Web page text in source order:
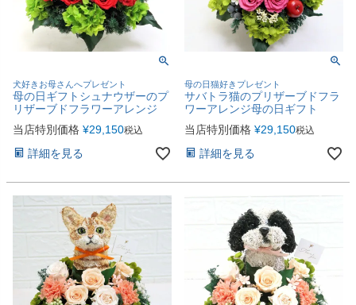
犬好きお母さんへプレゼント
母の日ギフトシュナウザーのプ
リザーブドフラワーアレンジ
当店特別価格 ¥29,150税込
詳細を見る
母の日猫好きプレゼント
サバトラ猫のプリザーブドフラ
ワーアレンジ母の日ギフト
当店特別価格 ¥29,150税込
詳細を見る